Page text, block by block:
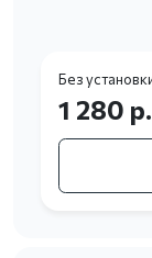
Без
1 280 р.